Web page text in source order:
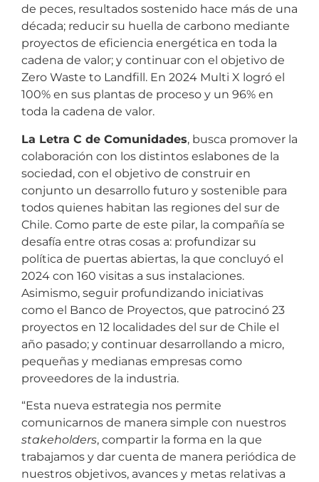
de peces, resultados sostenido hace más de una
década; reducir su huella de carbono mediante
proyectos de eficiencia energética en toda la
cadena de valor; y continuar con el objetivo de
Zero Waste to Landfill. En 2024 Multi X logró el
100% en sus plantas de proceso y un 96% en
toda la cadena de valor.
La Letra C de Comunidades, busca promover la
colaboración con los distintos eslabones de la
sociedad, con el objetivo de construir en
conjunto un desarrollo futuro y sostenible para
todos quienes habitan las regiones del sur de
Chile. Como parte de este pilar, la compañía se
desafía entre otras cosas a: profundizar su
política de puertas abiertas, la que concluyó el
2024 con 160 visitas a sus instalaciones.
Asimismo, seguir profundizando iniciativas
como el Banco de Proyectos, que patrocinó 23
proyectos en 12 localidades del sur de Chile el
año pasado; y continuar desarrollando a micro,
pequeñas y medianas empresas como
proveedores de la industria.
“Esta nueva estrategia nos permite
comunicarnos de manera simple con nuestros
stakeholders, compartir la forma en la que
trabajamos y dar cuenta de manera periódica de
nuestros objetivos, avances y metas relativas a